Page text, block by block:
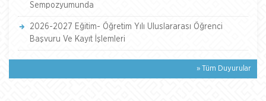
Sempozyumunda
2026-2027 Eğitim- Öğretim Yılı Uluslararası Öğrenci
Başvuru Ve Kayıt İşlemleri
» Tüm Duyurular